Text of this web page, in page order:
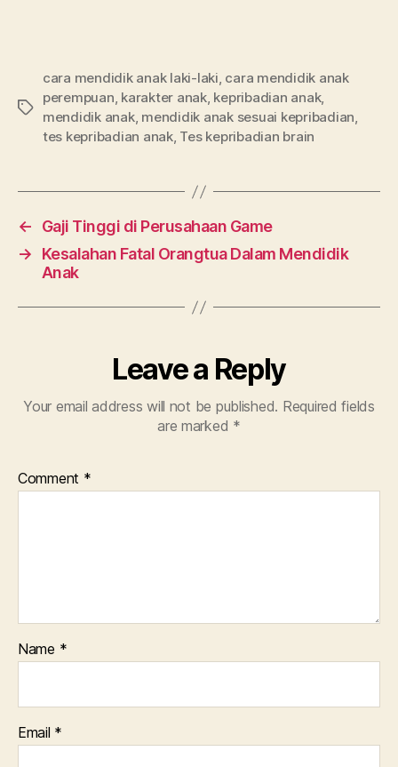
Tags
cara mendidik anak laki-laki, cara mendidik anak
perempuan, karakter anak, kepribadian anak,
mendidik anak, mendidik anak sesuai kepribadian,
tes kepribadian anak, Tes kepribadian brain
←
Gaji Tinggi di Perusahaan Game
→
Kesalahan Fatal Orangtua Dalam Mendidik
Anak
Leave a Reply
Your email address will not be published. Required fields
are marked *
Comment *
Name *
Email *